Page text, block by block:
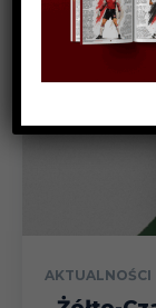
AKTUALNOŚCI